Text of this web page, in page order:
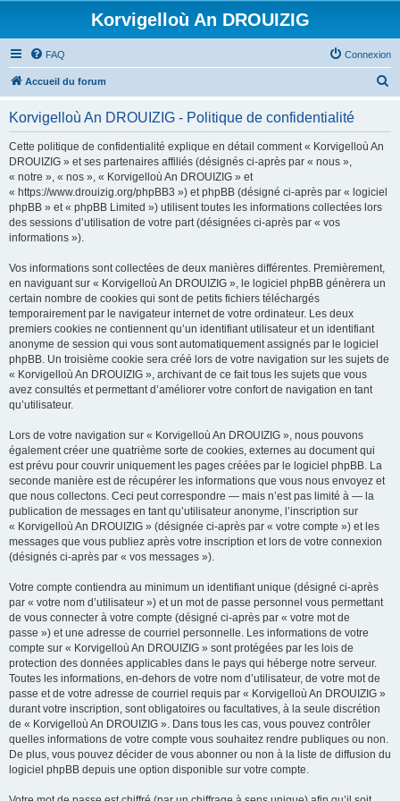
Korvigelloù An DROUIZIG
FAQ Connexion
Accueil du forum
Korvigelloù An DROUIZIG - Politique de confidentialité
Cette politique de confidentialité explique en détail comment « Korvigelloù An
DROUIZIG » et ses partenaires affiliés (désignés ci-après par « nous »,
« notre », « nos », « Korvigelloù An DROUIZIG » et
« https://www.drouizig.org/phpBB3 ») et phpBB (désigné ci-après par « logiciel
phpBB » et « phpBB Limited ») utilisent toutes les informations collectées lors
des sessions d’utilisation de votre part (désignées ci-après par « vos
informations »).
Vos informations sont collectées de deux manières différentes. Premièrement,
en naviguant sur « Korvigelloù An DROUIZIG », le logiciel phpBB génèrera un
certain nombre de cookies qui sont de petits fichiers téléchargés
temporairement par le navigateur internet de votre ordinateur. Les deux
premiers cookies ne contiennent qu’un identifiant utilisateur et un identifiant
anonyme de session qui vous sont automatiquement assignés par le logiciel
phpBB. Un troisième cookie sera créé lors de votre navigation sur les sujets de
« Korvigelloù An DROUIZIG », archivant de ce fait tous les sujets que vous
avez consultés et permettant d’améliorer votre confort de navigation en tant
qu’utilisateur.
Lors de votre navigation sur « Korvigelloù An DROUIZIG », nous pouvons
également créer une quatrième sorte de cookies, externes au document qui
est prévu pour couvrir uniquement les pages créées par le logiciel phpBB. La
seconde manière est de récupérer les informations que vous nous envoyez et
que nous collectons. Ceci peut correspondre — mais n’est pas limité à — la
publication de messages en tant qu’utilisateur anonyme, l’inscription sur
« Korvigelloù An DROUIZIG » (désignée ci-après par « votre compte ») et les
messages que vous publiez après votre inscription et lors de votre connexion
(désignés ci-après par « vos messages »).
Votre compte contiendra au minimum un identifiant unique (désigné ci-après
par « votre nom d’utilisateur ») et un mot de passe personnel vous permettant
de vous connecter à votre compte (désigné ci-après par « votre mot de
passe ») et une adresse de courriel personnelle. Les informations de votre
compte sur « Korvigelloù An DROUIZIG » sont protégées par les lois de
protection des données applicables dans le pays qui héberge notre serveur.
Toutes les informations, en-dehors de votre nom d’utilisateur, de votre mot de
passe et de votre adresse de courriel requis par « Korvigelloù An DROUIZIG »
durant votre inscription, sont obligatoires ou facultatives, à la seule discrétion
de « Korvigelloù An DROUIZIG ». Dans tous les cas, vous pouvez contrôler
quelles informations de votre compte vous souhaitez rendre publiques ou non.
De plus, vous pouvez décider de vous abonner ou non à la liste de diffusion du
logiciel phpBB depuis une option disponible sur votre compte.